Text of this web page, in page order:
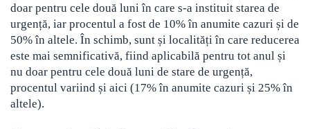
doar pentru cele două luni în care s-a instituit starea de
urgență, iar procentul a fost de 10% în anumite cazuri și de
50% în altele. În schimb, sunt și localități în care reducerea
este mai semnificativă, fiind aplicabilă pentru tot anul și
nu doar pentru cele două luni de stare de urgență,
procentul variind și aici (17% în anumite cazuri și 25% în
altele).